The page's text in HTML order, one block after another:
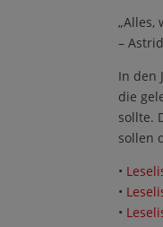
„Alles,
–
In den
die
sollte.
sollen
•
•
•